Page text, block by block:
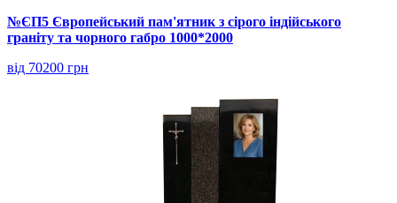
№ЄП5 Європейський пам'ятник з сірого індійського
граніту та чорного габро 1000*2000
від 70200 грн